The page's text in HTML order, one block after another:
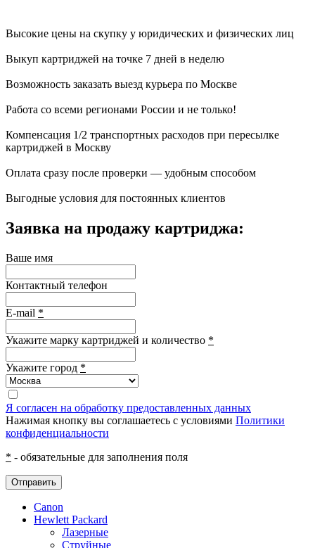
Высокие цены на скупку у юридических и физических лиц
Выкуп картриджей на точке 7 дней в неделю
Возможность заказать выезд курьера по Москве
Работа со всеми регионами России и не только!
Компенсация 1/2 транспортных расходов при пересылке
картриджей в Москву
Оплата сразу после проверки — удобным способом
Выгодные условия для постоянных клиентов
Заявка на продажу картриджа:
Ваше имя
Контактный телефон
E-mail *
Укажите марку картриджей и количество *
Укажите город *
Я согласен на обработку предоставленных данных
Нажимая кнопку вы соглашаетесь с условиями Политики
конфиденциальности
* - обязательные для заполнения поля
Отправить
Canon
Hewlett Packard
Лазерные
Струйные